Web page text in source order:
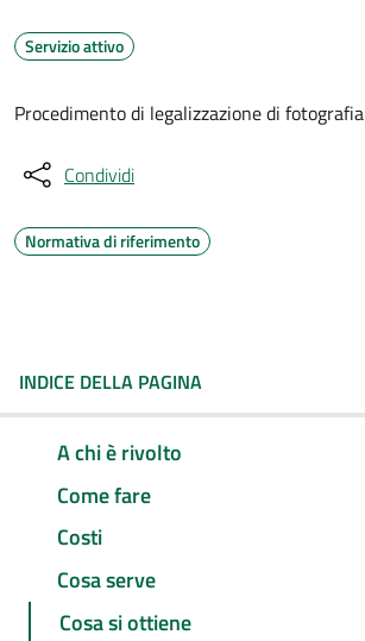
Servizio attivo
Procedimento di legalizzazione di fotografia
Condividi
Normativa di riferimento
INDICE DELLA PAGINA
A chi è rivolto
Come fare
Costi
Cosa serve
Cosa si ottiene